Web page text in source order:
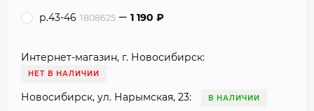
р.43-46 1808625 1 190 ₽
Интернет-магазин, г. Новосибирск:
НЕТ В НАЛИЧИИ
Новосибирск, ул. Нарымская, 23: В НАЛИЧИИ